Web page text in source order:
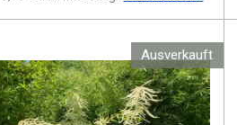
Ausverkauft